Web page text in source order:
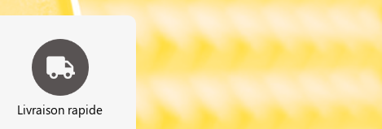
Livraison rapide